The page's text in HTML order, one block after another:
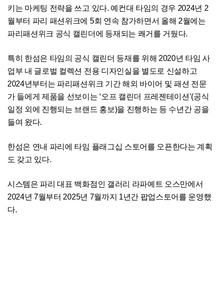
키는 마케팅 전략을 쓰고 있다. 예컨대 타임의 경우 2024년 2
월부터 파리 패션위크에 5회 연속 참가하면서 올해 2월에는
파리패션위크 공식 캘린더에 등재되는 쾌거를 거뒀다.
특히 한섬은 타임의 공식 캘린더 등재를 위해 2020년 타임 사
업부 내 글로벌 컬렉션 전용 디자인실을 별도로 신설하고
2024년부터는 파리패션위크 기간 해외 바이어 및 패션 전문
가 들에게 제품을 선보이는 ‘오프 캘린더 프레젠테이션’(공식
일정 외에 진행되는 브랜드 홍보)을 진행하는 등 수년간 공을
들여 왔다.
한섬은 연내 파리에 타임 플래그십 스토어를 오픈한다는 계획
도 갖고 있다.
시스템은 파리 대표 백화점인 갤러리 라파예트 오스만에서
2024년 7월부터 2025년 7월까지 1년간 팝업스토어를 운영했
다.